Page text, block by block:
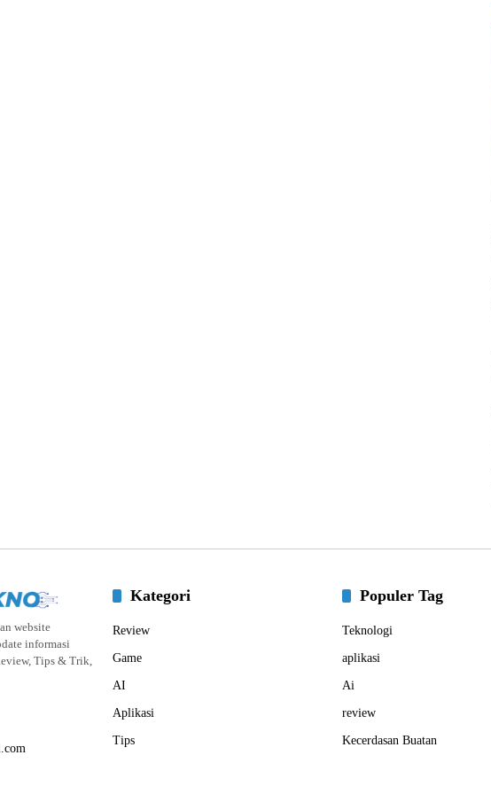
website
informasi
Tips & Trik,
Kategori
Review
Game
AI
Aplikasi
Tips
Populer Tag
Teknologi
aplikasi
Ai
review
Kecerdasan Buatan